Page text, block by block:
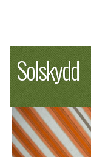
VÄLJA MARKIS
LAGA MARKIS
SEGELTAK
BLOGG
Solskydd